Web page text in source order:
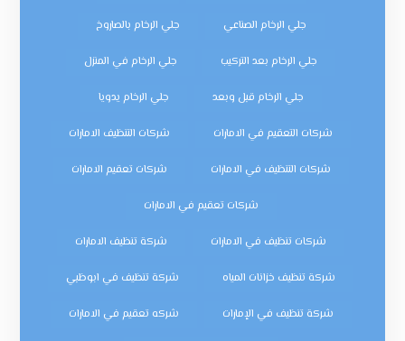
جلي الرخام الصناعي جلي الرخام بالصاروخ
جلي الرخام بعد التركيب جلي الرخام في المنزل
جلي الرخام قبل وبعد جلي الرخام يدويا
شركات التعقيم في الامارات شركات التنظيف الامارات
شركات التنظيف في الامارات شركات تعقيم الامارات
شركات تعقيم في الامارات
شركات تنظيف في الامارات شركة تنظيف الامارات
شركة تنظيف خزانات المياه شركة تنظيف في ابوظبي
شركة تنظيف في الإمارات شركه تعقيم في الامارات